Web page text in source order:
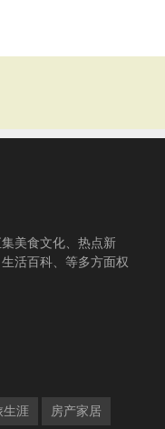
美食文化、热点新
活百科、等多方面权
生涯 房产家居